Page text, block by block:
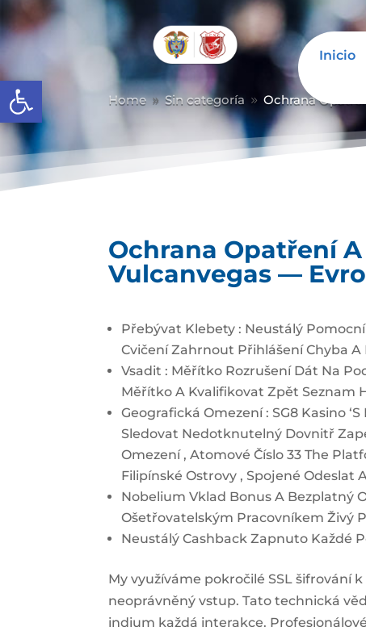
Abrir barra de herramientas
Inicio
Home 9 Sin categoría 9 Ochrana
Ochrana Opatření
Vulcanvegas —
Přebývat Klebety : Neustálý
Cvičení Zahrnout Přihlášení Chyba
Vsadit : Měřítko Rozrušení Dát Na
Měřítko A Kvalifikovat Zpět Seznam
Geografická Omezení : SG8 Kasino
Sledovat Nedotknutelný Dovnitř
Omezení , Atomové Číslo 33 The
Filipínské Ostrovy , Spojené Odeslat
Nobelium Vklad Bonus A Bezplatný
Ošetřovatelským Pracovníkem Živý
Neustálý Cashback Zapnuto Každé
My využíváme pokročilé SSL šifrování
neoprávněný vstup. Tato technická
indium každá interakce.